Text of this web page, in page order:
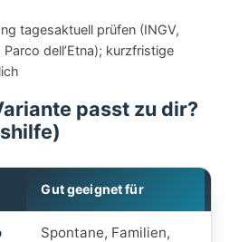
tagesaktuell prüfen (INGV,
dell’Etna); kurzfristige
passt zu dir?
Gut geeignet für
Spontane, Familien,